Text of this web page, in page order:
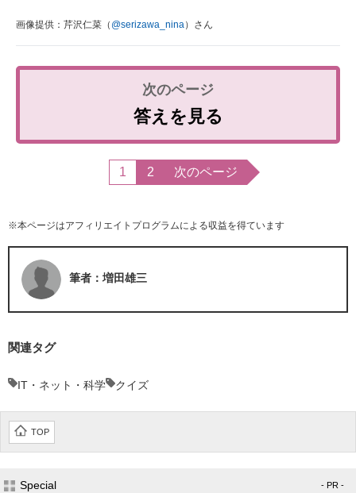
画像提供：芹沢仁菜（ @serizawa_nina）さん
答えを見る
1 2 次のページ
※本ページはアフィリエイトプログラムによる収益を得ています
筆者：増田雄三
関連タグ
IT・ネット・科学 クイズ
TOP
Special - PR -